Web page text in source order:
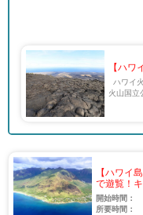
【ハ
ハワイ
火山国立
【ハワイ
で遊覧！
を空から
スト可＞（
開始時間：
所要時間：